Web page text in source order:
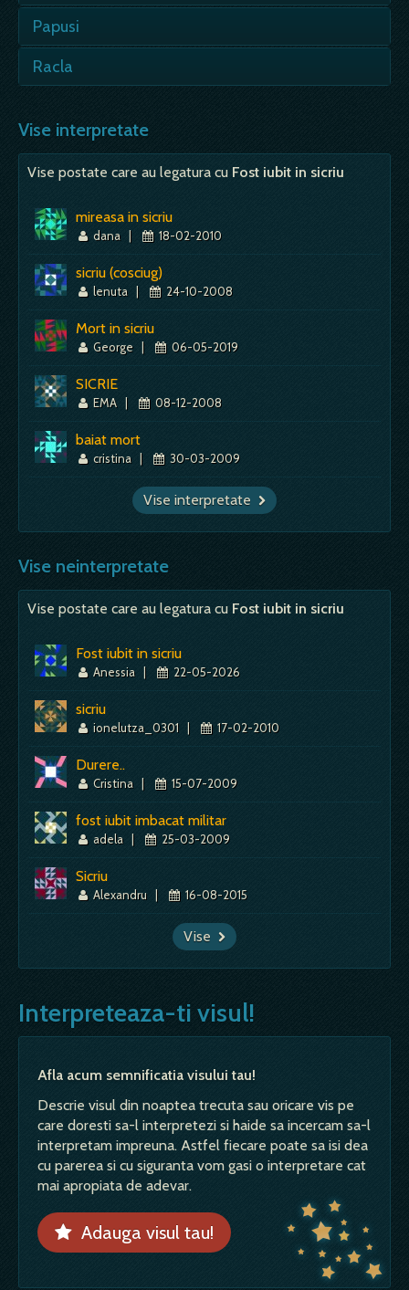
cocosul a fost cel mai de incredere vestitor;
Papusi
iubeste.…
Racla
moartea da un semn, dar asta nu inseamna ca
va si trece la actiune; e…
Mai mult despre acest simbol: Dictionar de vise ~ Racla
Vise interpretate
Vise postate care au legatura cu Fost iubit in sicriu
mireasa in sicriu
dana | 18-02-2010
sicriu (cosciug)
lenuta | 24-10-2008
Mort in sicriu
George | 06-05-2019
SICRIE
EMA | 08-12-2008
baiat mort
cristina | 30-03-2009
Vise interpretate
Vise neinterpretate
Vise postate care au legatura cu Fost iubit in sicriu
Fost iubit in sicriu
Anessia | 22-05-2026
sicriu
ionelutza_0301 | 17-02-2010
Durere..
Cristina | 15-07-2009
fost iubit imbacat militar
adela | 25-03-2009
Sicriu
Alexandru | 16-08-2015
Vise
Interpreteaza-ti visul!
Afla acum semnificatia visului tau!
Descrie visul din noaptea trecuta sau oricare vis pe
care doresti sa-l interpretezi si haide sa incercam sa-l
interpretam impreuna. Astfel fiecare poate sa isi dea
cu parerea si cu siguranta vom gasi o interpretare cat
mai apropiata de adevar.
Adauga visul tau!